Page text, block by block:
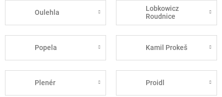
Oulehla
Lobkowicz
Roudnice
Popela Kamil Prokeš
Plenér Proidl